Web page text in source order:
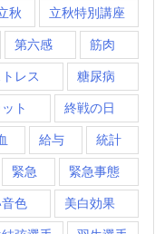
秋 立秋特別講座
第六感 筋肉
レス 糖尿病
ト 終戦の日
給与 統計
緊急 緊急事態
色 美白効果